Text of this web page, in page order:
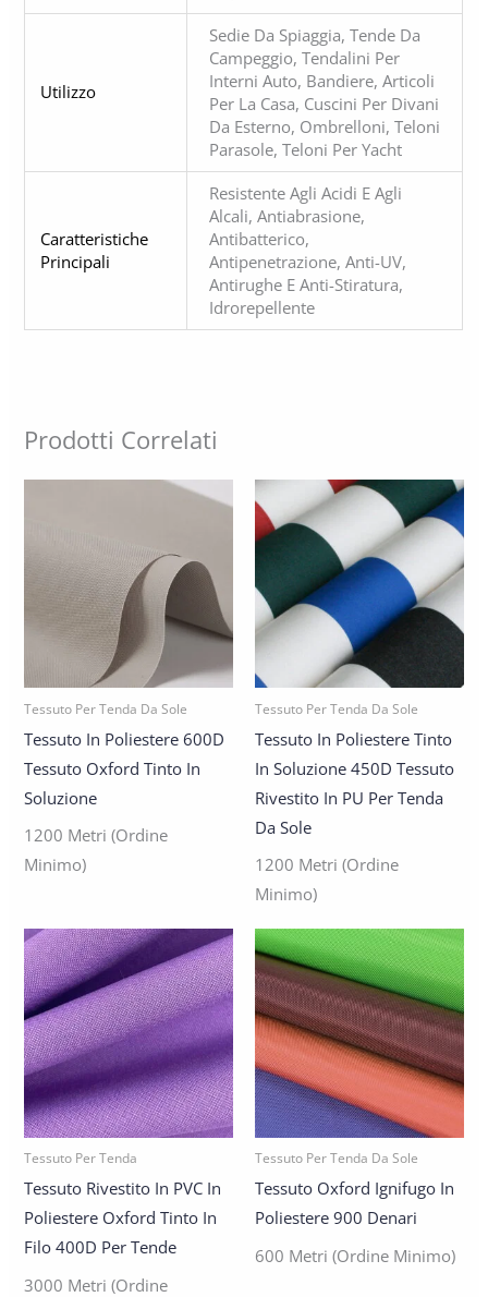
Utilizzo
Sedie Da Spiaggia, Tende Da
Campeggio, Tendalini Per
Interni Auto, Bandiere, Articoli
Per La Casa, Cuscini Per Divani
Da Esterno, Ombrelloni, Teloni
Parasole, Teloni Per Yacht
Caratteristiche
Principali
Resistente Agli Acidi E Agli
Alcali, Antiabrasione,
Antibatterico,
Antipenetrazione, Anti-UV,
Antirughe E Anti-Stiratura,
Idrorepellente
Prodotti Correlati
Tessuto Per Tenda Da Sole
Tessuto In Poliestere 600D
Tessuto Oxford Tinto In
Soluzione
1200 Metri (ordine
Minimo)
Tessuto Per Tenda Da Sole
Tessuto In Poliestere Tinto
In Soluzione 450D Tessuto
Rivestito In PU Per Tenda
Da Sole
1200 Metri (ordine
Minimo)
Tessuto Per Tenda
Tessuto Rivestito In PVC In
Poliestere Oxford Tinto In
Filo 400D Per Tende
3000 Metri (ordine
Tessuto Per Tenda Da Sole
Tessuto Oxford Ignifugo In
Poliestere 900 Denari
600 Metri (ordine Minimo)